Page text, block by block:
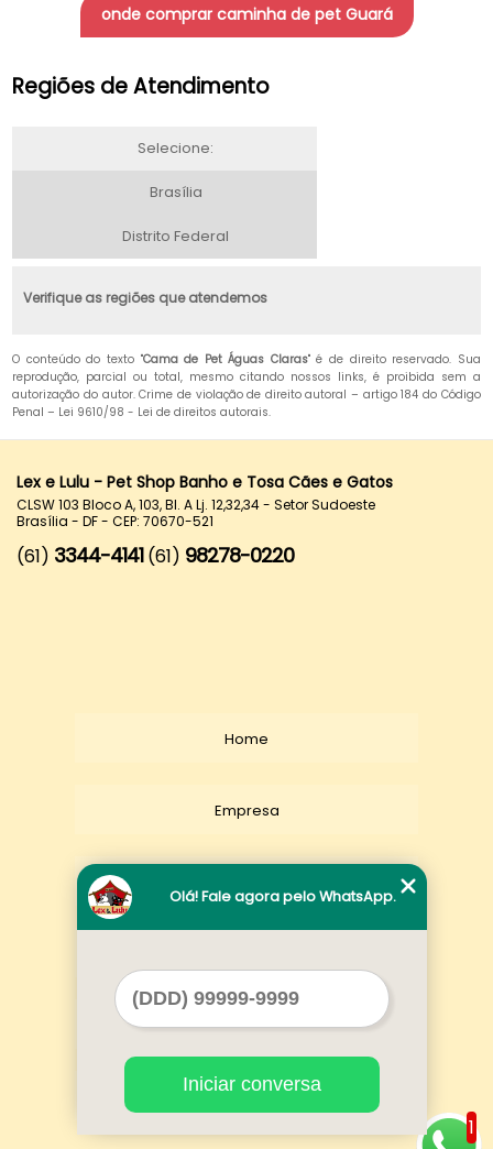
onde comprar caminha de pet Guará
Regiões de Atendimento
Selecione:
Brasília
Distrito Federal
Verifique as regiões que atendemos
O conteúdo do texto "Cama de Pet Águas Claras" é de direito reservado. Sua
reprodução, parcial ou total, mesmo citando nossos links, é proibida sem a
autorização do autor. Crime de violação de direito autoral – artigo 184 do Código
Penal – Lei 9610/98 - Lei de direitos autorais.
Lex e Lulu - Pet Shop Banho e Tosa Cães e Gatos
CLSW 103 Bloco A, 103, Bl. A Lj. 12,32,34 - Setor Sudoeste
Brasília - DF - CEP: 70670-521
(61) 3344-4141 (61) 98278-0220
Home
Empresa
Contato
Mapa do site
1
Olá! Fale agora pelo WhatsApp.
Iniciar conversa